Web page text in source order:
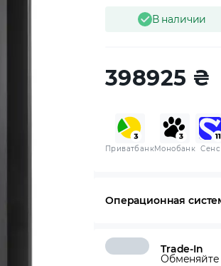
В наличии
398925 ₴
ПриватбанкМонобанк Сенс
Операционная
Trade-In
Обменяйте